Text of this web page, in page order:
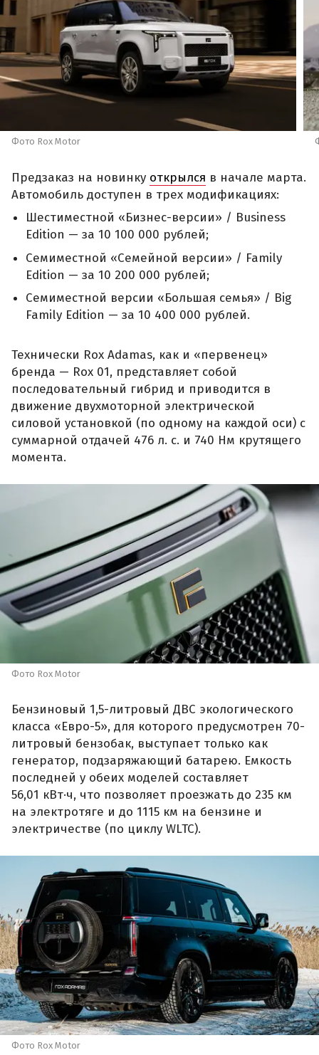
Фото Rox Motor
Предзаказ на новинку открылся в начале марта.
Автомобиль доступен в трех модификациях:
Шестиместной «Бизнес-версии» / Business
Edition — за 10 100 000 рублей;
Семиместной «Семейной версии» / Family
Edition — за 10 200 000 рублей;
Семиместной версии «Большая семья» / Big
Family Edition — за 10 400 000 рублей.
Технически Rox Adamas, как и «первенец»
бренда — Rox 01, представляет собой
последовательный гибрид и приводится в
движение двухмоторной электрической
силовой установкой (по одному на каждой оси) с
суммарной отдачей 476 л. с. и 740 Нм крутящего
момента.
Фото Rox Motor
Бензиновый 1,5-литровый ДВС экологического
класса «Евро-5», для которого предусмотрен 70-
литровый бензобак, выступает только как
генератор, подзаряжающий батарею. Емкость
последней у обеих моделей составляет
56,01 кВт·ч, что позволяет проезжать до 235 км
на электротяге и до 1115 км на бензине и
электричестве (по циклу WLTC).
Фото Rox Motor